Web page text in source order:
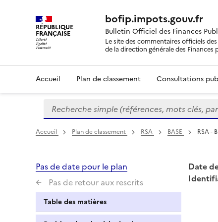
RÉPUBLIQUE
FRANÇAISE
bofip.impots.gouv.fr
Bulletin Officiel des Finances
Le site des commentaires officiels
de la direction générale des Finances
Accueil Plan de classement Consultations
Formulaire
de
recherche
Recherche simple (références, mots clés,
Accueil Plan de classement RSA BASE RSA -
Pas de date pour le plan
Pas de retour aux rescrits
Table des matières
Date